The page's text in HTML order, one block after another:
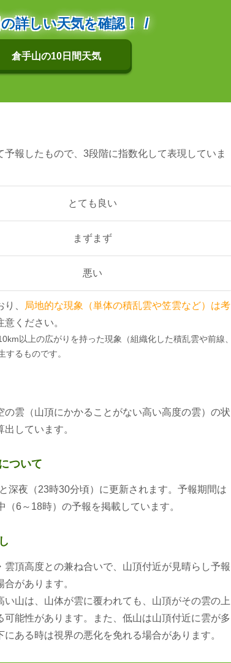
詳しい天気を確認！
倉手山の10日間天気
報したもので、3段階に指数化して表現していま
とても良い
まずまず
悪い
、
局地的な現象（単体の積乱雲や笠雲など）は考
意ください。
以上の広がりを持った現象（組織化した積乱雲や前線、
るものです。
の雲（山頂にかかることがない高い高度の雲）の状
しています。
ついて
深夜（23時30分頃）に更新されます。予報期間は
6～18時）の予報を掲載しています。
雲頂高度との兼ね合いで、山頂付近が見晴らし予報
があります。
山は、山体が雲に覆われても、山頂がその雲の上
可能性があります。また、低山は山頂付近に雲が多
ある時は視界の悪化を免れる場合があります。